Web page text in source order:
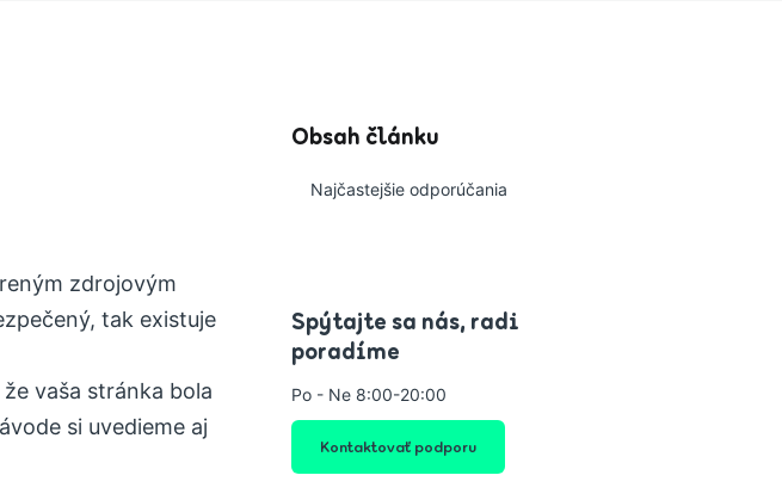
zdrojovým
tak existuje
vaša stránka bola
si uvedieme aj
Obsah článku
Najčastejšie odporúčania
Spýtajte sa nás, radi
poradíme
Po - Ne 8:00-20:00
Kontaktovať podporu